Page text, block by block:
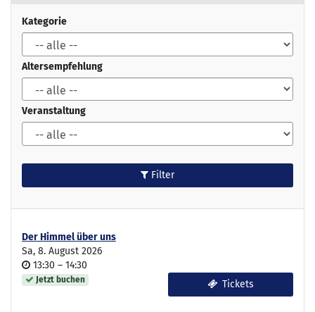
Kategorie
Altersempfehlung
Veranstaltung
Filter
Der Himmel über uns
Sa, 8. August 2026
Uhrzeit
13:30 –bis
14:30
Jetzt buchen Tickets